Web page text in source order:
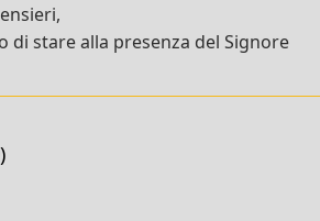
stare alla presenza del Signore